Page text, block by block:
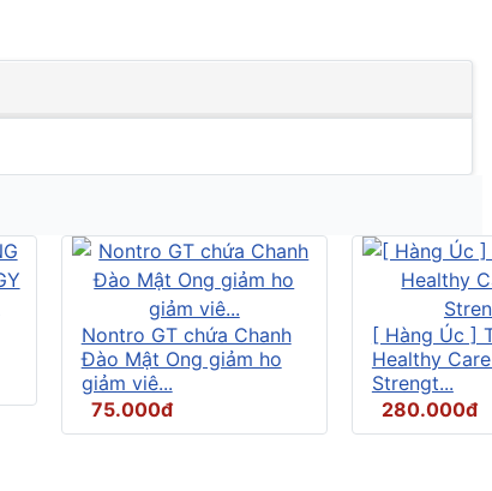
Nontro GT chứa Chanh
Đào Mật Ong giảm ho
giảm viê...
75.000đ
[ Hàng Úc ]
Healthy
Strengt...
280.000đ